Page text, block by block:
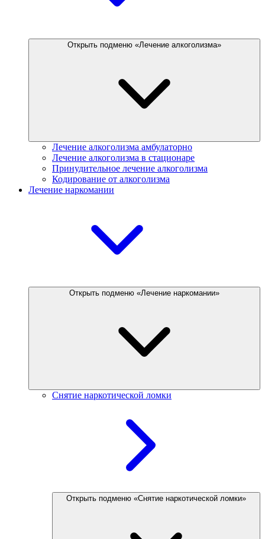
Открыть подменю «Лечение алкоголизма»
Лечение алкоголизма амбулаторно
Лечение алкоголизма в стационаре
Принудительное лечение алкоголизма
Кодирование от алкоголизма
Лечение наркомании
Открыть подменю «Лечение наркомании»
Снятие наркотической ломки
Открыть подменю «Снятие наркотической ломки»